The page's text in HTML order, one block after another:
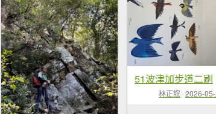
51波津加步道二刷
林正誼 2026-